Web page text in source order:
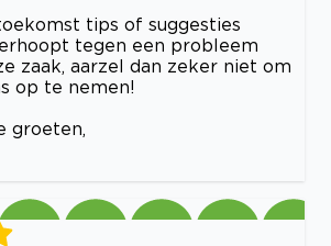
tips of suggesties
tegen een probleem
zaak, aarzel dan zeker niet om
op te nemen!
groeten,